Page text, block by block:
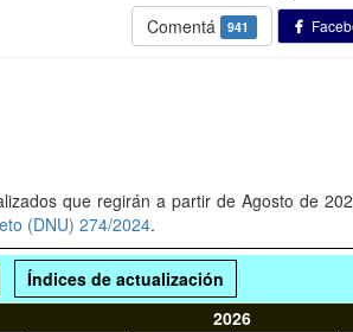
Comentá 941
que regirán a partir de Agosto de
(DNU) 274/2024.
Índices de actualización
2026